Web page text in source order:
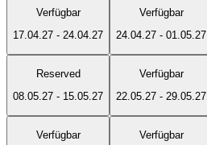
Verfügbar
17.04.27 - 24.04.27
Verfügbar
24.04.27 - 01.05.27
Reserved
08.05.27 - 15.05.27
Verfügbar
22.05.27 - 29.05.27
Verfügbar
Verfügbar